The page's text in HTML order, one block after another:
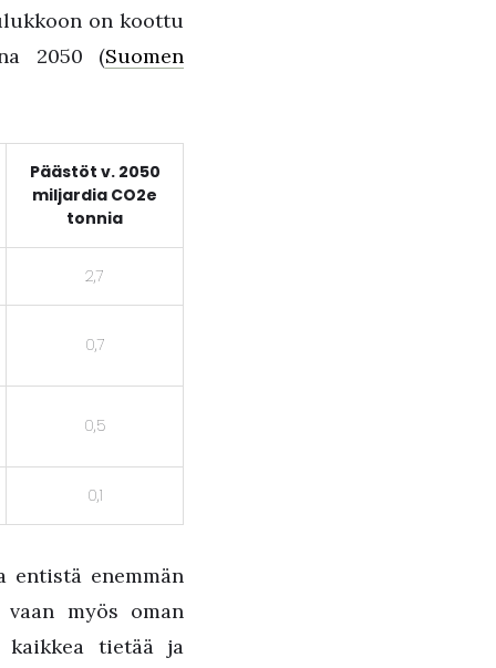
on koottu
2050 (Suomen
Päästöt v. 2050
miljardia CO2e
tonnia
2,7
0,7
0,5
0,1
enemmän
myös oman
kaikkea tietää ja